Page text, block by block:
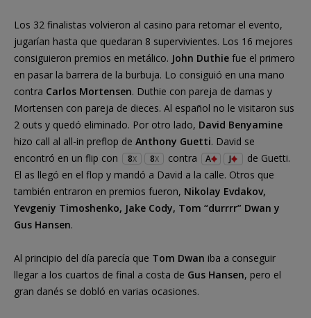
Los 32 finalistas volvieron al casino para retomar el evento,
jugarían hasta que quedaran 8 supervivientes. Los 16 mejores
consiguieron premios en metálico. John Duthie fue el primero
en pasar la barrera de la burbuja. Lo consiguió en una mano
contra Carlos Mortensen. Duthie con pareja de damas y
Mortensen con pareja de dieces. Al español no le visitaron sus
2 outs y quedó eliminado. Por otro lado, David Benyamine
hizo call al all-in preflop de Anthony Guetti. David se
encontró en un flip con
8X 8X contra A J
de Guetti.
El as llegó en el flop y mandó a David a la calle. Otros que
también entraron en premios fueron, Nikolay Evdakov,
Yevgeniy Timoshenko, Jake Cody, Tom “durrrr” Dwan y
Gus Hansen.
Al principio del día parecía que Tom Dwan iba a conseguir
llegar a los cuartos de final a costa de Gus Hansen, pero el
gran danés se dobló en varias ocasiones.